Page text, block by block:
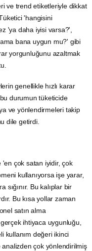
ve trend etiketleriyle dikkat
'hangisini
'ya daha iyisi varsa?',
bana uygun mu?' gibi
yorgunluğunu azaltmak
genellikle hızlı karar
durumun tüketicide
ve yönlendirmeleri takip
dile getirdi.
çok satan iyidir, çok
kullanıyorsa işe yarar,
sığınır. Bu kalıplar bir
Bu kısa yollar zaman
satın alma
ihtiyaca uygunluğu,
kullanım değeri ikinci
analizden çok yönlendirilmiş